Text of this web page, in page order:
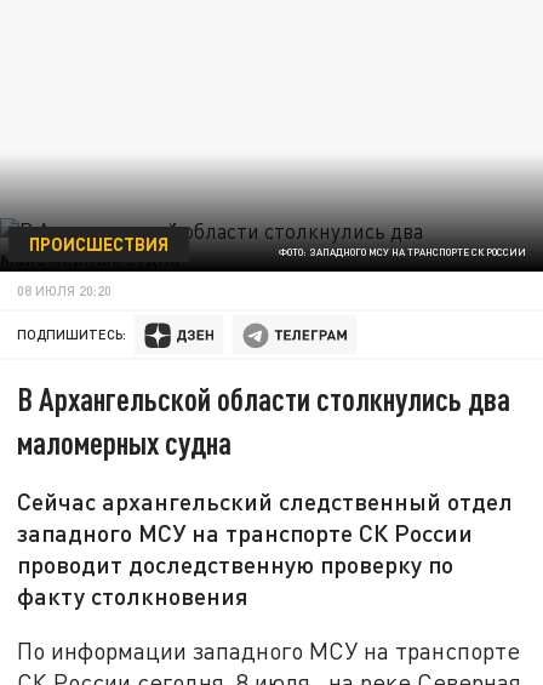
ФОТО: ЗАПАДНОГО МСУ НА ТРАНСПОРТЕ СК РОССИИ
ПРОИСШЕСТВИЯ
08 ИЮЛЯ 20:20
ПОДПИШИТЕСЬ:
В Архангельской области столкнулись два
маломерных судна
Сейчас архангельский следственный отдел
западного МСУ на транспорте СК России
проводит доследственную проверку по
факту столкновения
По информации западного МСУ на транспорте